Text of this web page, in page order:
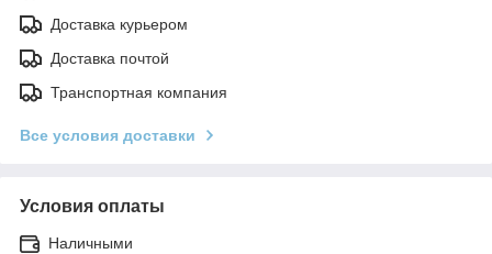
Доставка курьером
Доставка почтой
Транспортная компания
Все условия доставки
Условия оплаты
Наличными